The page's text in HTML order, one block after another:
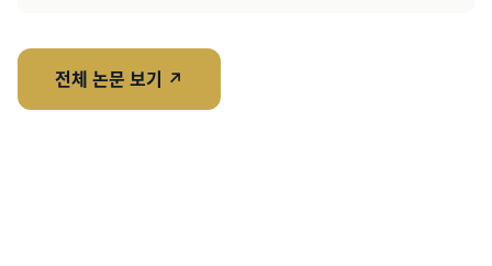
전체 논문 보기 ↗